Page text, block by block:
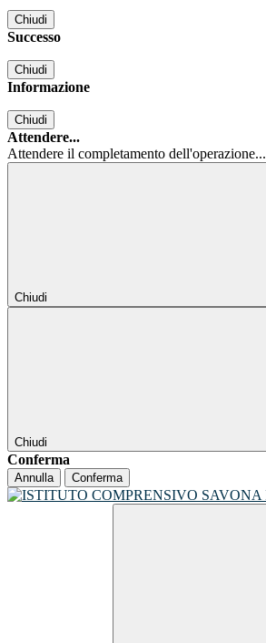
Chiudi
Successo
Chiudi
Informazione
Chiudi
Attendere...
Attendere il completamento dell'operazione...
Chiudi
Chiudi
Conferma
Annulla Conferma